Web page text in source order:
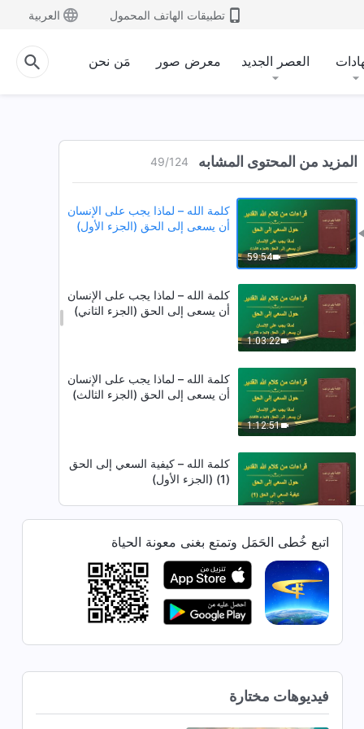
تطبيقات الهاتف المحمول العربية
العصر الجديد معرض صور مَن نحن
المزيد من المحتوى المشابه 49/124
1:06:35
الحق (16) (الجزء الثالث)
59:54
كلمة الله – لماذا يجب على الإنسان
أن يسعى إلى الحق (الجزء الأول)
1:03:22
كلمة الله – لماذا يجب على الإنسان
أن يسعى إلى الحق (الجزء الثاني)
1:12:51
كلمة الله – لماذا يجب على الإنسان
أن يسعى إلى الحق (الجزء الثالث)
1:13:16
كلمة الله – كيفية السعي إلى الحق
(1) (الجزء الأول)
50:00
كلمة الله – كيفية السعي إلى الحق
(1) (الجزء الثاني)
(1) (الجزء الثالث)
كلمة الله – كيفية السعي إلى الحق
اتبع خُطى الحَمَل وتمتع بغنى معونة الحياة
فيديوهات مختارة